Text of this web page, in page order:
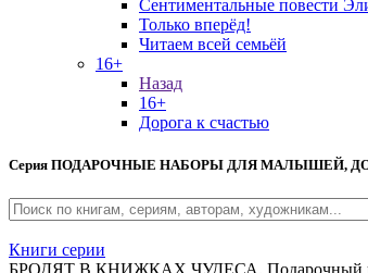
Сентиментальные повести
Только вперёд!
Читаем всей семьёй
16+
Назад
16+
Дорога к счастью
Серия ПОДАРОЧНЫЕ НАБОРЫ ДЛЯ МАЛЫШЕЙ,
Книги серии